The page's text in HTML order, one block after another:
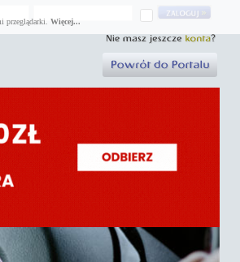
przeglądarki. Więcej...